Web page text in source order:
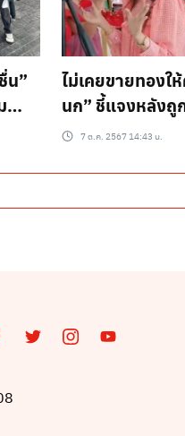
น”
ไม่เคยขายทองใ
นก” ชี้แจงหลังถู
ขายทองคู่ “ใบหน
7 ต.ค. 2567 14:43 น.